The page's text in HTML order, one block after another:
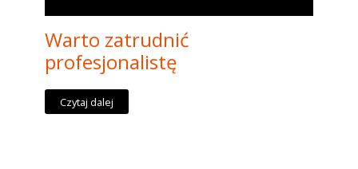
Warto zatrudnić
profesjonalistę
Czytaj dalej